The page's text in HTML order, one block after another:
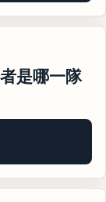
是哪一隊